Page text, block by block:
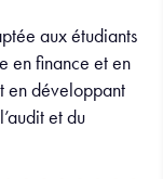
aux étudiants
en finance et en
en développant
et du